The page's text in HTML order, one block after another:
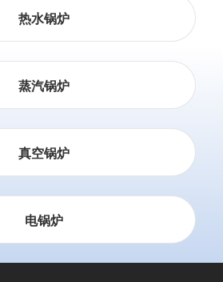
热水锅炉
蒸汽锅炉
真空锅炉
电锅炉